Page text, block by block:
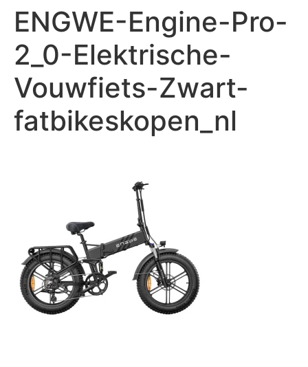
ENGWE-Engine-Pro-
2_0-Elektrische-
Vouwfiets-Zwart-
fatbikeskopen_nl